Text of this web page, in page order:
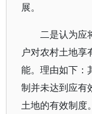
展。
二是认为应
户对农村土地享
能。理由如下：
制并未达到应有
土地的有效制度